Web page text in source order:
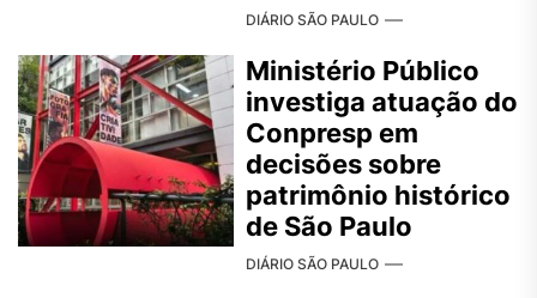
DIÁRIO SÃO PAULO
Ministério Público
investiga atuação do
Conpresp em
decisões sobre
patrimônio histórico
de São Paulo
DIÁRIO SÃO PAULO